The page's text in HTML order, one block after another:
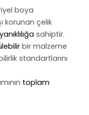
boya
korunan çelik
sahiptir.
bir malzeme
standartlarını
toplam